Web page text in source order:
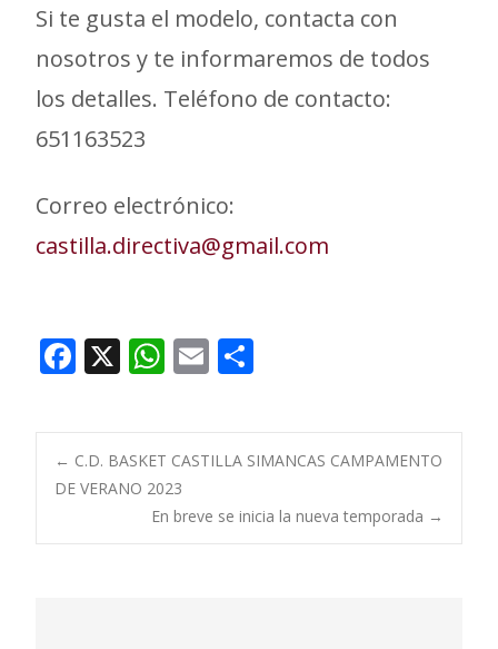
Si te gusta el modelo, contacta con
nosotros y te informaremos de todos
los detalles. Teléfono de contacto:
651163523
Correo electrónico:
castilla.directiva@gmail.com
F
e
b
o
o
X W
at
s
A
p
E
ai
l
m
p
ar
ti
Navegación
de
← C.D. BASKET CASTILLA SIMANCAS CAMPAMENTO
DE VERANO 2023
En breve se inicia la nueva temporada →